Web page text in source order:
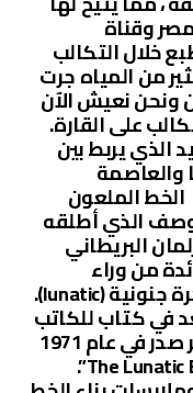
وقناة
خلال التكالب
من المياه جرت
ونحن نعيش الآن
على القارة.
الذي يربط بين
والعاصمة
الخط الملعون
الذي أطلقه
البريطاني
من وراء
المشروع وأنه مجرد فكرة جنونية (lunatic).
في كتاب للكاتب
الأمريكي تشارلس ميلر صدر في عام 1971
ويحمل عنوان “The Lunatic Express”.